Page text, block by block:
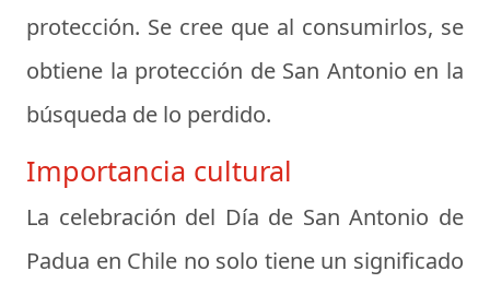
protección. Se cree que al consumirlos, se
obtiene la protección de San Antonio en la
búsqueda de lo perdido.
Importancia cultural
La celebración del Día de San Antonio de
Padua en Chile no solo tiene un significado